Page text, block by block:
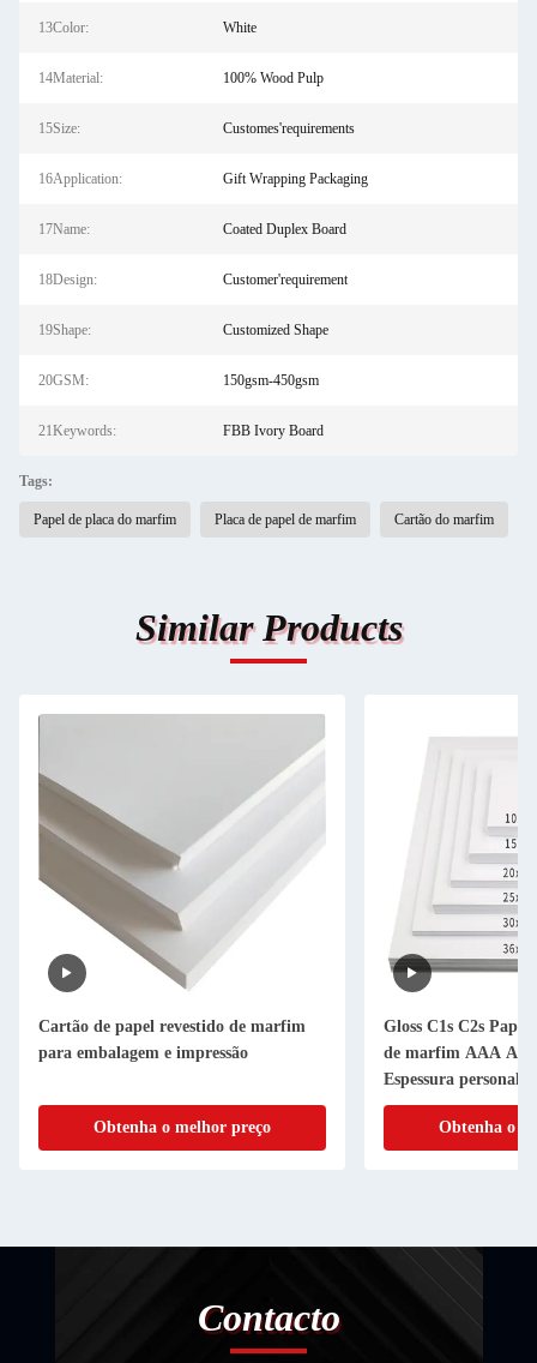
13Color: White
14Material: 100% Wood Pulp
15Size: Customes'requirements
16Application: Gift Wrapping Packaging
17Name: Coated Duplex Board
18Design: Customer'requirement
19Shape: Customized Shape
20GSM: 150gsm-450gsm
21Keywords: FBB Ivory Board
Tags:
Papel de placa do marfim Placa de papel de marfim Cartão do marfim
Similar Products
Cartão de papel revestido de marfim
para embalagem e impressão
Obtenha o melhor preço
Gloss C1s C2s
de marfim AAA
Espessura
Obtenha o
Contacto